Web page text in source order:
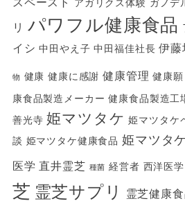
アガリクス体験 ガノデ
リ パワフル健康食品
イシ 中田やえ子 中田福佳社長 伊藤
物 健康 健康に感謝 健康管理 健康願
康食品製造メーカー 健康食品製造工
善光寺 姫マツタケ 姫マツタケ
談 姫マツタケ健康食品 姫マツタ
医学 直井霊芝 種菌 経営者 西洋医学
芝 霊芝サプリ 霊芝健康